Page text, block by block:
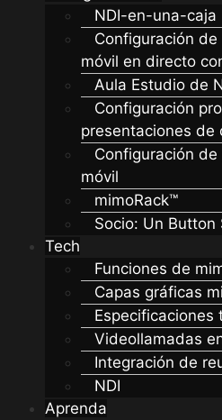
NDI-en-una-caja
Configuración
móvil en directo
Aula Estudio de
Configuración
presentaciones de
Configuración
móvil
mimoRack™
Socio: Un Button
Tech
Funciones de
Capas gráficas
Especificaciones
Videollamadas
Integración de
NDI
Aprenda